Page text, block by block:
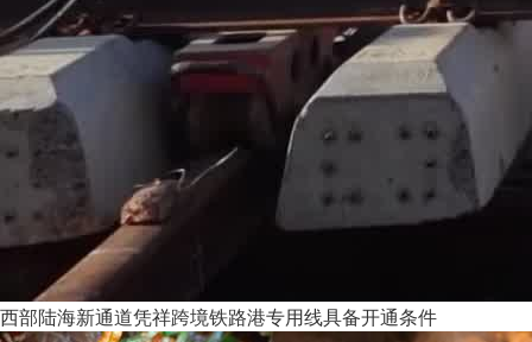
西部陆海新通道凭祥跨境铁路港专用线具备开通条件